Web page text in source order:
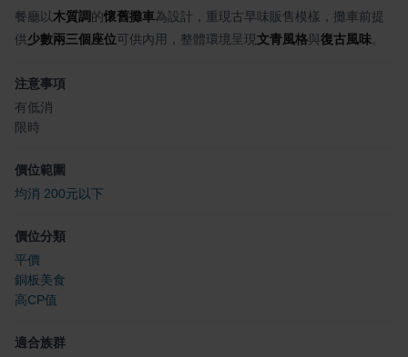
餐廳以木質調的懷舊攤車為設計，重現古早味販售模樣，攤車前提
供少數兩三個座位可供內用，整體環境呈現文青風格與復古風味
注意事項
有低消
限時
價位範圍
均消 200元以下
價位分類
平價
銅板美食
高CP值
適合族群